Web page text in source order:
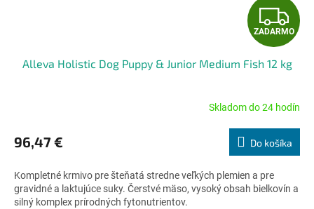
Z
A
D
A
R
M
O
ZADARMO
Alleva Holistic Dog Puppy & Junior Medium Fish 12 kg
produktu
je
z
5
hviezdičiek.
Skladom do 24 hodín
96,47 € Do košíka
Kompletné krmivo pre šteňatá stredne veľkých plemien a pre
gravidné a laktujúce suky. Čerstvé mäso, vysoký obsah bielkovín a
silný komplex prírodných fytonutrientov.